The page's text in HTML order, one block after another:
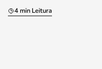
4 min Leitura